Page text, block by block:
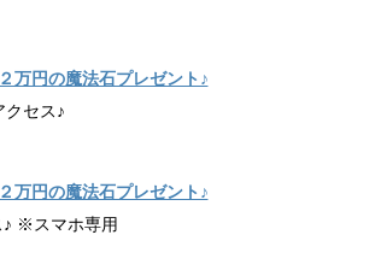
万円の魔法石プレゼント♪
クセス♪
万円の魔法石プレゼント♪
♪ ※スマホ専用